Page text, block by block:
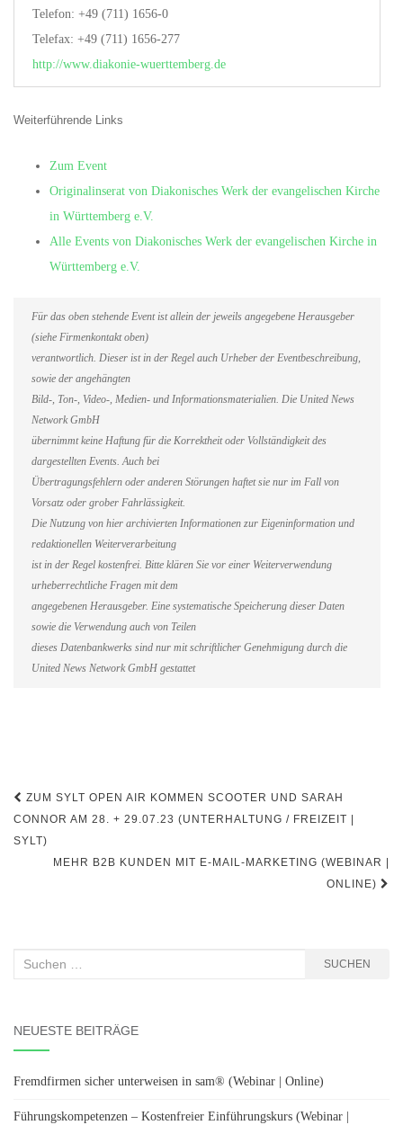
Telefon: +49 (711) 1656-0
Telefax: +49 (711) 1656-277
http://www.diakonie-wuerttemberg.de
Weiterführende Links
Zum Event
Originalinserat von Diakonisches Werk der evangelischen Kirche
in Württemberg e.V.
Alle Events von Diakonisches Werk der evangelischen Kirche in
Württemberg e.V.
Für das oben stehende Event ist allein der jeweils angegebene Herausgeber
(siehe Firmenkontakt oben)
verantwortlich. Dieser ist in der Regel auch Urheber der Eventbeschreibung,
sowie der angehängten
Bild-, Ton-, Video-, Medien- und Informationsmaterialien. Die United News
Network GmbH
übernimmt keine Haftung für die Korrektheit oder Vollständigkeit des
dargestellten Events. Auch bei
Übertragungsfehlern oder anderen Störungen haftet sie nur im Fall von
Vorsatz oder grober Fahrlässigkeit.
Die Nutzung von hier archivierten Informationen zur Eigeninformation und
redaktionellen Weiterverarbeitung
ist in der Regel kostenfrei. Bitte klären Sie vor einer Weiterverwendung
urheberrechtliche Fragen mit dem
angegebenen Herausgeber. Eine systematische Speicherung dieser Daten
sowie die Verwendung auch von Teilen
dieses Datenbankwerks sind nur mit schriftlicher Genehmigung durch die
United News Network GmbH gestattet
Beitragsnavigation
ZUM SYLT OPEN AIR KOMMEN SCOOTER UND SARAH
CONNOR AM 28. + 29.07.23 (UNTERHALTUNG / FREIZEIT |
SYLT)
MEHR B2B KUNDEN MIT E-MAIL-MARKETING (WEBINAR |
ONLINE)
Suchen
SUCHEN
NEUESTE BEITRÄGE
Fremdfirmen sicher unterweisen in sam® (Webinar | Online)
Führungskompetenzen – Kostenfreier Einführungskurs (Webinar |